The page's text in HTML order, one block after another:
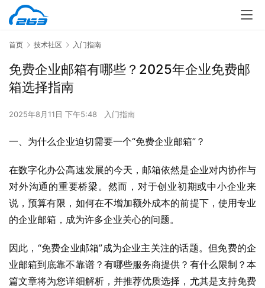
首页 技术社区 入门指南
免费企业邮箱有哪些？2025年企业免费邮
箱选择指南
2025年8月11日 下午5:48 入门指南
一、为什么企业迫切需要一个“免费企业邮箱”？
在数字化办公高速发展的今天，邮箱依然是企业对内协作与
对外沟通的重要桥梁。然而，对于创业初期或中小企业来
说，预算有限，如何在不增加额外成本的前提下，使用专业
的企业邮箱，成为许多企业关心的问题。
因此，“免费企业邮箱”成为企业主关注的话题。但免费的企
业邮箱到底靠不靠谱？有哪些服务商提供？有什么限制？本
篇文章将为您详细解析，并推荐优质选择，尤其是支持免费